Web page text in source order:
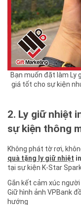
Bạn muốn đặt làm Ly
giá tốt cho sự kiện
2. Ly giữ nhiệt
sự kiện thông
Không phát tờ rơi,
quà tặng ly giữ nhiệt
tại sự kiện K-Star
Gắn kết cảm xúc
Giữ hình ảnh VPBank
hướng